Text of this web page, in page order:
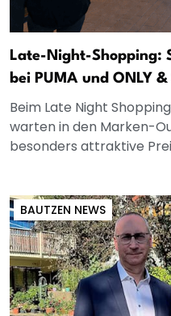
Late-Night-Shopping:
bei PUMA und ONLY &
Beim Late Night
warten in den Marken-
besonders attraktive
BAUTZEN NEWS